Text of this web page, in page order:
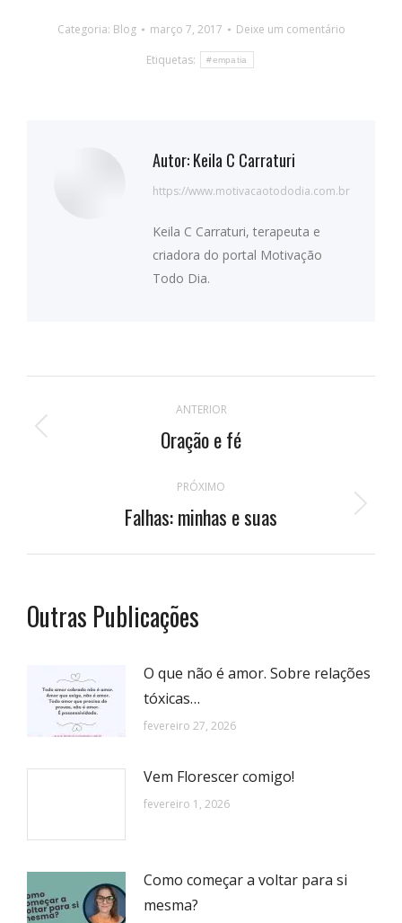
Categoria: Blog março 7, 2017
Deixe um comentário
Etiquetas:
#empatia
Autor:Keila C Carraturi
https://www.motivacaotododia.com.br
Keila C Carraturi, terapeuta e
criadora do portal Motivação
Todo Dia.
de
ANTERIOR
Publicação
Oração e fé
PRÓXIMO
Próximo
Falhas: minhas e suas
Outras Publicações
O que não é amor. Sobre relações
tóxicas…
fevereiro 27, 2026
Vem Florescer comigo!
fevereiro 1, 2026
Como começar a voltar para si
mesma?